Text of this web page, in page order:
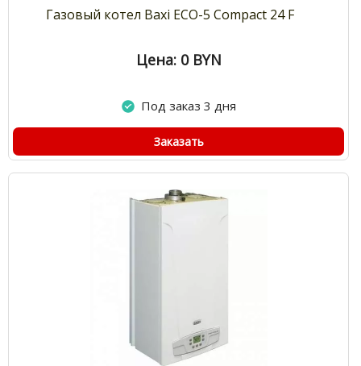
Газовый котел Baxi ECO-5 Compact 24 F
Цена: 0 BYN
Под заказ 3 дня
Заказать